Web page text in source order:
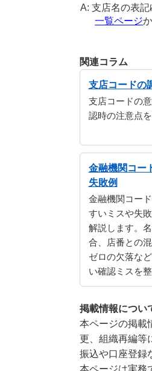
支店名の表
一覧ページ
関連コラム
支店コードの
支店コードの
認時の注意点を
金融機関コー
失敗例
金融機関コー
すいミスや失
解説します。
合、店番との
ゼロの欠落な
い確認ミスを
掲載情報につい
本ページの掲載
更、組織再編等
振込や口座登録
本ページは実務